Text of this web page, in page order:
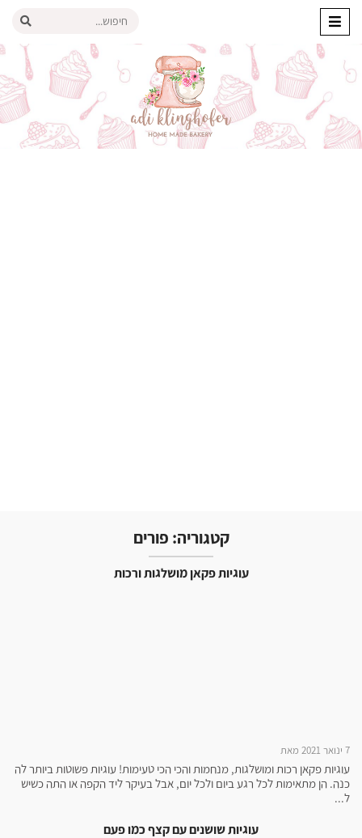
קטגוריה: פורים
עוגיות פקאן מושלגות ורכות
7 ינואר 2021 מאת
עוגיות פקאן רכות ומושלגות, מנחמות והכי הכי טעימות! עוגיות פשוטות ביותר לה
כנה. הן מתאימות לכל רגע ביום ולכל יום, אבל בעיקר ליד הקפה או התה כשיש
ל...
עוגיות שושנים עם קצף כמו פעם